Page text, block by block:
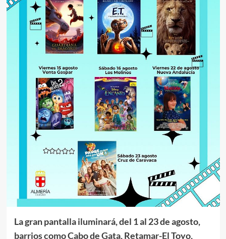
La gran pantalla iluminará, del 1 al 23 de agosto,
barrios como Cabo de Gata, Retamar-El Toyo,